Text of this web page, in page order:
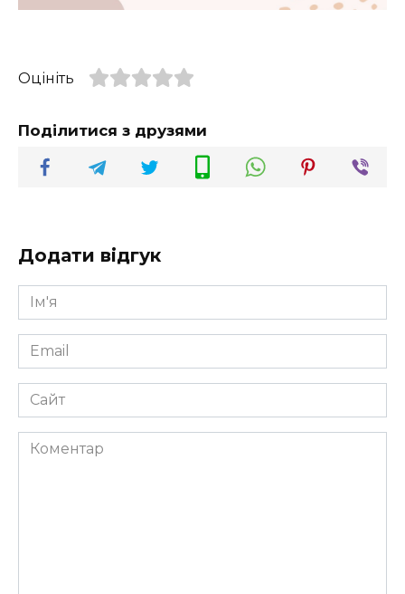
Оцініть
Поділитися з друзями
Додати відгук
Ім'я
*
Email
*
Сайт
Коментар